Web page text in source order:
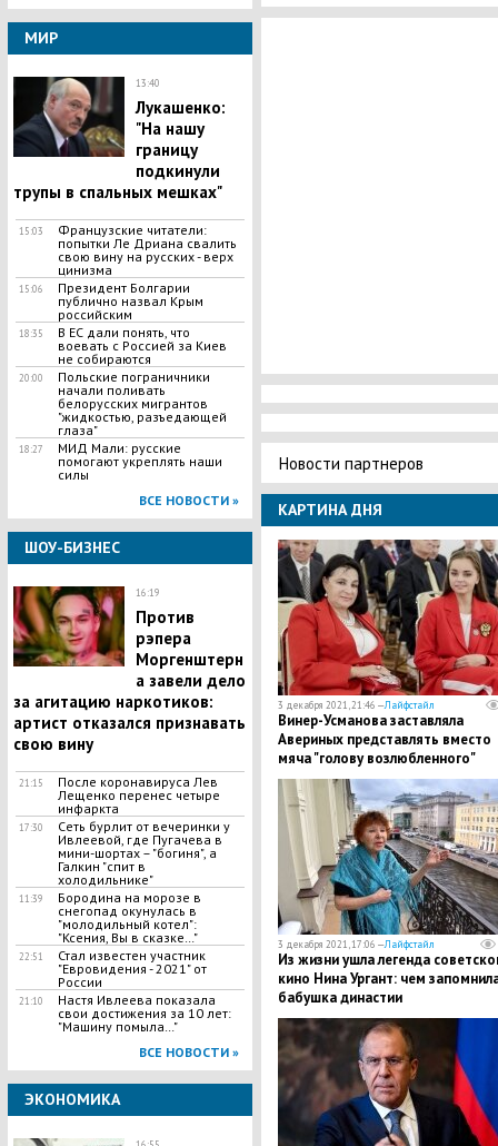
МИР
13:40
Лукашенко:
"На нашу
границу
подкинули
трупы в спальных мешках"
15:03
Французские читатели:
попытки Ле Дриана свалить
свою вину на русских - верх
цинизма
15:06
Президент Болгарии
публично назвал Крым
российским
18:35
В ЕС дали понять, что
воевать с Россией за Киев
не собираются
20:00
Польские пограничники
начали поливать
белорусских мигрантов
"жидкостью, разъедающей
глаза"
18:27
МИД Мали: русские
помогают укреплять наши
силы
ВСЕ НОВОСТИ »
ШОУ-БИЗНЕС
16:19
Против
рэпера
Моргенштерн
а завели дело
за агитацию наркотиков:
артист отказался признавать
свою вину
21:15
После коронавируса Лев
Лещенко перенес четыре
инфаркта
17:30
Сеть бурлит от вечеринки у
Ивлеевой, где Пугачева в
мини-шортах – "богиня", а
Галкин "спит в
холодильнике"
11:39
Бородина на морозе в
снегопад окунулась в
"молодильный котел":
"Ксения, Вы в сказке…"
22:51
Стал известен участник
"Евровидения - 2021" от
России
21:10
Настя Ивлеева показала
свои достижения за 10 лет:
"Машину помыла…"
ВСЕ НОВОСТИ »
ЭКОНОМИКА
Новости партнеров
КАРТИНА ДНЯ
3 декабря 2021, 21:46 —Лайфстайл
Винер-Усманова заставляла
Авериных представлять вместо
мяча "голову возлюбленного"
3 декабря 2021, 17:06 —Лайфстайл
Из жизни ушла легенда
кино Нина Ургант: чем
бабушка династии